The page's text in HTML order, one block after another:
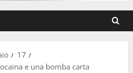
17
e una bomba carta